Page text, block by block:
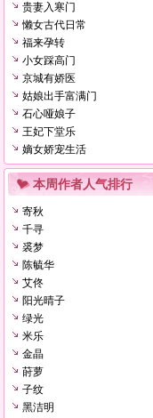
贵妻入寒门
懒女古代日常
福来孕转
小女踩高门
京城有娇医
姑娘出手富满门
石心哑娘子
王妃下堂乐
嫡女娇宠生活
本周作者人气排行
寄秋
千寻
裘梦
陈毓华
艾佟
阳光晴子
绿光
米乐
金晶
莳萝
子纹
黑洁明